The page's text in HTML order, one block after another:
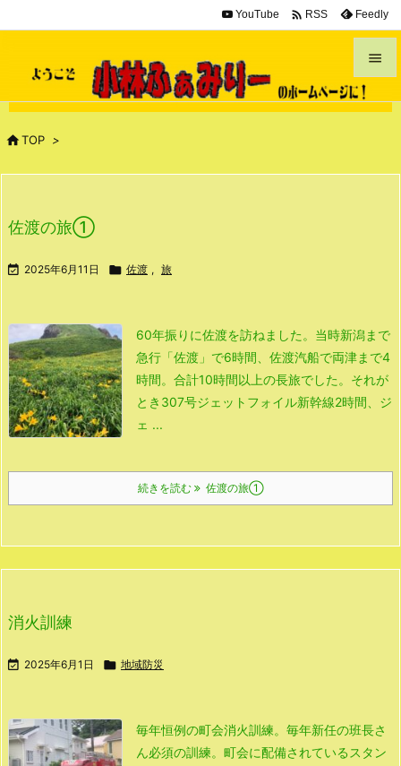


メニュ
YouTube  RSS Feedly
TOP >
佐渡の旅①
 2025年6月11日  佐渡 , 旅
60年振りに佐渡を訪ねました。 当時新潟まで
急行「佐渡」で6時間、 佐渡汽船で両津まで4
時間。 合計10時間以上の長旅でした。 それが
とき307号ジェットフォイル新幹線2時間、ジ
ェ ...
続きを読む 佐渡の旅①
消火訓練
 2025年6月1日  地域防災
毎年恒例の町会消火訓練。 毎年新任の班長さ
ん必須の訓練。 町会に配備されているスタン